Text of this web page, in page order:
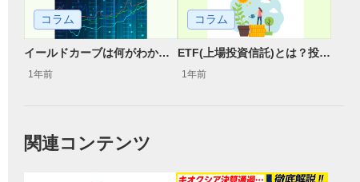
コラム
イールドカーブは何がわかる？投資への活用方法をわかりやすく解説
1年前
コラム
ETF(上場投資信託)とは？投資信託との違いやメリットとデメリットをわかりやすく解説
1年前
関連コンテンツ